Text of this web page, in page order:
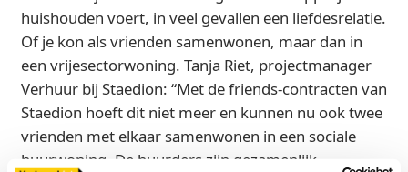
huishouden voert, in veel gevallen een liefdesrelatie.
Of je kon als vrienden samenwonen, maar dan in
een vrijesectorwoning. Tanja Riet, projectmanager
Verhuur bij Staedion: “Met de friends-contracten van
Staedion hoeft dit niet meer en kunnen nu ook twee
vrienden met elkaar samenwonen in een sociale
huurwoning. De huurders zijn gezamenlijk